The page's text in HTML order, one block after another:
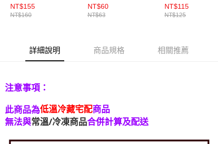
冷藏付款後門市自取
NT$155
NT$160
NT$60
NT$63
NT$115
NT$125
詳細說明 商品規格 相關推薦
注意事項：
此商品為低溫冷藏宅配商品
無法與常溫/冷凍商品合併計算及配送